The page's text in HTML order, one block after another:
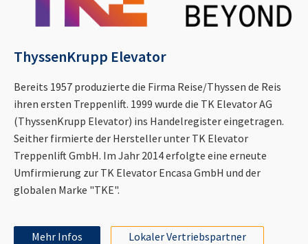
ThyssenKrupp Elevator
Bereits 1957 produzierte die Firma Reise/Thyssen de Reis
ihren ersten Treppenlift. 1999 wurde die TK Elevator AG
(ThyssenKrupp Elevator) ins Handelregister eingetragen.
Seither firmierte der Hersteller unter TK Elevator
Treppenlift GmbH. Im Jahr 2014 erfolgte eine erneute
Umfirmierung zur TK Elevator Encasa GmbH und der
globalen Marke "TKE".
Mehr Infos Lokaler Vertriebspartner